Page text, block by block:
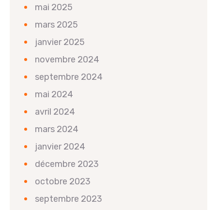
mai 2025
mars 2025
janvier 2025
novembre 2024
septembre 2024
mai 2024
avril 2024
mars 2024
janvier 2024
décembre 2023
octobre 2023
septembre 2023